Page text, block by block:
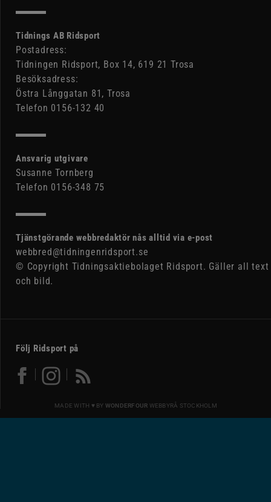
Tidnings AB Ridsport
Postadress:
Tidningen Ridsport, Box 14, 619 21 Trosa
Besöksadress:
Östra Långgatan 81, Trosa
Telefon 0156-132 40
Ansvarig utgivare
Susanne Tornberg
Telefon 0156-348 75
Tjänstgörande webbredaktör nås alltid via e-post
webbred@tidningenridsport.se
© Copyright Tidningsaktiebolaget Ridsport. Gäller all text
och bild.
Följ Ridsport på
MADE WITH ♥ BY WONDERFOUR WEBBYRÅ STOCKHOLM